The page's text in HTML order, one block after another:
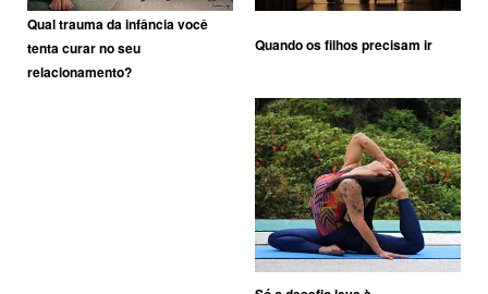
Qual trauma da infância você
tenta curar no seu
relacionamento?
Quando os filhos precisam ir